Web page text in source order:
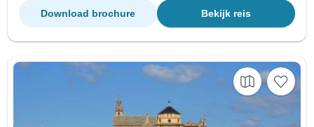
Bekijk reis
Download brochure